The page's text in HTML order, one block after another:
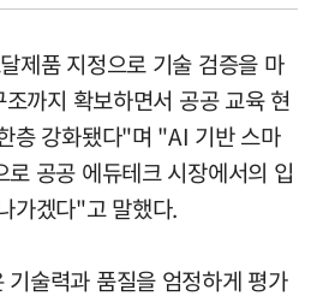
제품 지정으로 기술 검증을 마
까지 확보하면서 공공 교육 현
층 강화됐다"며 "AI 기반 스마
공공 에듀테크 시장에서의 입
가겠다"고 말했다.
술력과 품질을 엄정하게 평가